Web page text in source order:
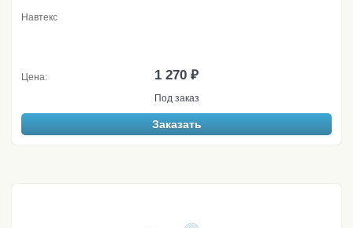
Навтекс
Цена: 1 270 ₽
Под заказ
Заказать